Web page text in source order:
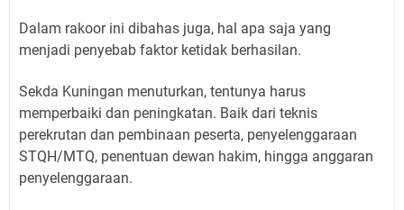
Dalam rakoor ini dibahas juga, hal apa saja yang
menjadi penyebab faktor ketidak berhasilan.
Sekda Kuningan menuturkan, tentunya harus
memperbaiki dan peningkatan. Baik dari teknis
perekrutan dan pembinaan peserta, penyelenggaraan
STQH/MTQ, penentuan dewan hakim, hingga anggaran
penyelenggaraan.